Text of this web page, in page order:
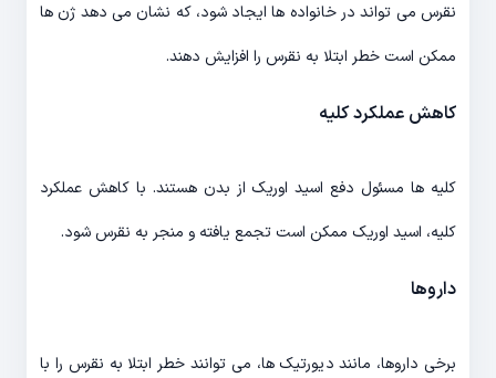
نقرس می تواند در خانواده ها ایجاد شود، که نشان می دهد ژن ها
ممکن است خطر ابتلا به نقرس را افزایش دهند.
کاهش عملکرد کلیه
کلیه ها مسئول دفع اسید اوریک از بدن هستند. با کاهش عملکرد
کلیه، اسید اوریک ممکن است تجمع یافته و منجر به نقرس شود.
داروها
برخی داروها، مانند دیورتیک ها، می توانند خطر ابتلا به نقرس را با